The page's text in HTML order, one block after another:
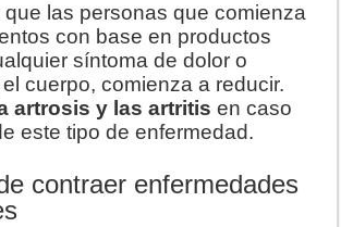
que las personas que comienza
con base en productos
síntoma de dolor o
cuerpo, comienza a reducir.
artrosis y las artritis en caso
este tipo de enfermedad.
contraer enfermedades